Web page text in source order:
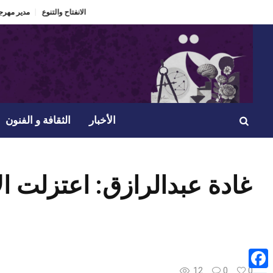
الثقافة و الفنون الأخبار
غادة عبدالرازق: